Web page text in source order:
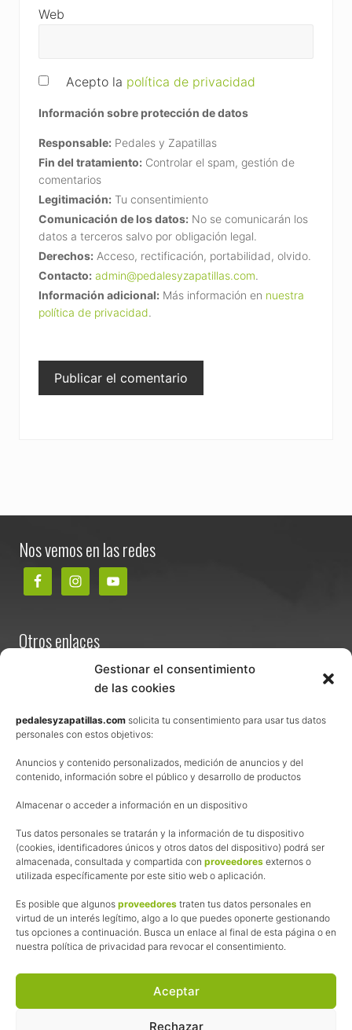
Gestionar el consentimiento
de las cookies
pedalesyzapatillas.com solicita tu consentimiento para usar tus datos
personales con estos objetivos:
Anuncios y contenido personalizados, medición de anuncios y del
contenido, información sobre el público y desarrollo de productos
Almacenar o acceder a información en un dispositivo
Tus datos personales se tratarán y la información de tu dispositivo
(cookies, identificadores únicos y otros datos del dispositivo) podrá ser
almacenada, consultada y compartida con proveedores externos o
utilizada específicamente por este sitio web o aplicación.
Es posible que algunos proveedores traten tus datos personales en
virtud de un interés legítimo, algo a lo que puedes oponerte gestionando
tus opciones a continuación. Busca un enlace al final de esta página o en
nuestra política de privacidad para revocar el consentimiento.
Aceptar
Rechazar
Web
Acepto la política de privacidad
Información sobre protección de datos
Responsable: Pedales y Zapatillas
Fin del tratamiento: Controlar el spam, gestión de
comentarios
Legitimación: Tu consentimiento
Comunicación de los datos: No se comunicarán los
datos a terceros salvo por obligación legal.
Derechos: Acceso, rectificación, portabilidad, olvido.
Contacto: admin@pedalesyzapatillas.com.
Información adicional: Más información en nuestra
política de privacidad.
Nos vemos en las redes
Otros enlaces
Términos y condiciones de venta
Política de privacidad
Política de cookies
Afiliación
La web de Pedalesyzapatillas utiliza programas de afiliación.
¿Qué significa esto?
Cuando recomiendo algún producto, pongo enlaces a tiendas
online que utilizo y, por cada compra que realizas, me llevo
una comisión sin que a ti te cueste más dinero.
Esas comisiones me permiten seguir manteniendo esta web,
las inscripciones a muchas de las marchas para después
Siempre escribo sobre productos y tiendas que he probado